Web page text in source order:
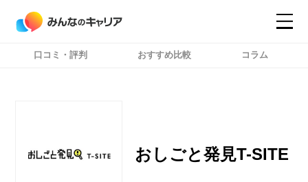
口コミ・評判 おすすめ比較 コラム
おしごと発見T-SITE